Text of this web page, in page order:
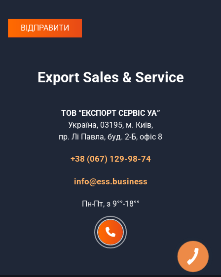
Export Sales & Service
ТОВ “ЕКСПОРТ СЕРВІС УА”
Україна, 03195, м. Київ,
пр. Лі Павла, буд. 2-Б, офіс 8
+38 (067) 129-98-74
info@ess.business
Пн-Пт, з 9°°-18°°
КНОПКА
ЗВ'ЯЗКУ